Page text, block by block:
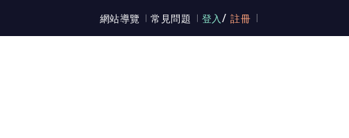
網站導覽 常見問題 登入 / 註冊